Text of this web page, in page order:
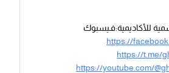
للأكاديمية:فـيسبوك
https://
https://t.me/
https://youtube.com/